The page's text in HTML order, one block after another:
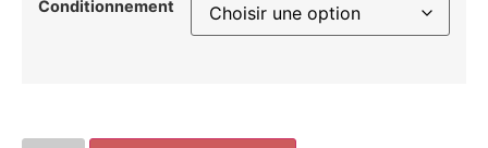
Conditionnement